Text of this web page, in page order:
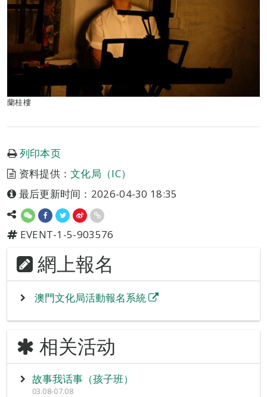
蘭桂樓
列印本页
资料提供：文化局（IC）
最后更新时间：2026-04-30 18:35
EVENT-1-5-903576
網上報名
澳門文化局活動報名系統
相关活动
故事我话事（孩子班）
03.08-07.08